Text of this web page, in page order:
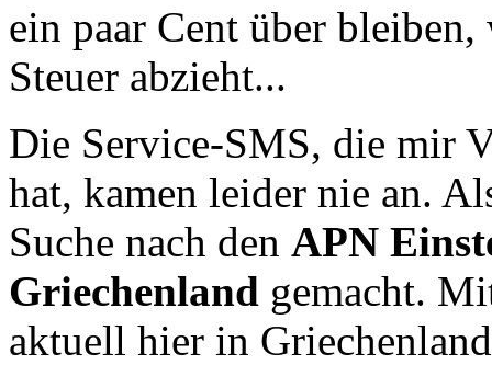
ein paar Cent über
Steuer abzieht...
Die Service-SMS, die mir
hat, kamen leider nie an.
Suche nach den APN
Griechenland gemacht.
aktuell hier in